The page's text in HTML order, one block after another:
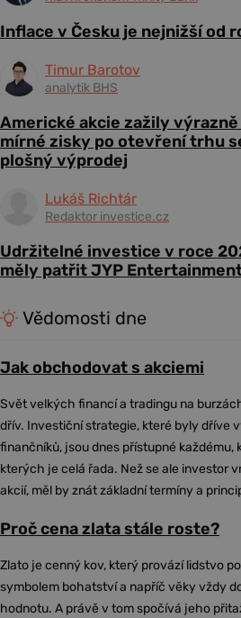
Inflace v Česku je nejnižší od
Timur Barotov
analytik BHS
Americké akcie zažily
mírné zisky po otevření trhu
plošný výprodej
Lukáš Richtár
Redaktor investice.cz
Udržitelné investice v roce
měly patřit JYP
Vědomosti dne
Jak obchodovat s akciemi
Svět velkých financí a tradingu na
dřív. Investiční strategie, které byly dříve
finančníků, jsou dnes přístupné každému,
kterých je celá řada. Než se ale investor
akcií, měl by znát základní termíny a
Proč cena zlata stále roste?
Zlato je cenný kov, který provází lidstvo
symbolem bohatství a napříč věky vždy
hodnotu. A právě v tom spočívá jeho